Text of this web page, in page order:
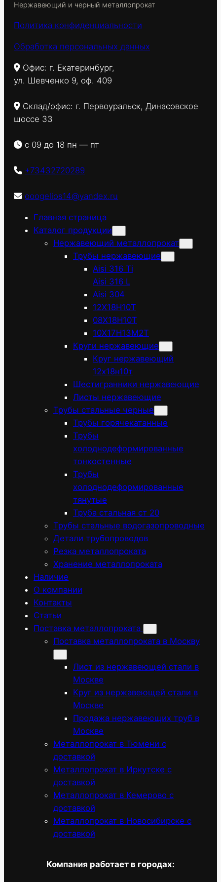
Нержавеющий и черный металлопрокат
Политика конфиденциальности
Обработка персональных данных
Офис: г. Екатеринбург,
ул. Шевченко 9, оф. 409
Склад/офис: г. Первоуральск, Динасовское
шоссе 33
с 09 до 18 пн — пт
+73432720289
ooogelios14@yandex.ru
Главная страница
Каталог продукции
Нержавеющий металлопрокат
Трубы нержавеющие
Aisi 316 Ti
Aisi 316 L
Aisi 304
12Х18Н10Т
08Х18Н10Т
10Х17Н13М2Т
Круги нержавеющие
Круг нержавеющий
12х18н10т
Шестигранники нержавеющие
Листы нержавеющие
Трубы стальные черные
Трубы горячекатанные
Трубы
холоднодеформированные
тонкостенные
Трубы
холоднодеформированные
тянутые
Труба стальная ст 20
Трубы стальные водогазопроводные
Детали трубопроводов
Резка металлопроката
Хранение металлопроката
Наличие
О компании
Контакты
Статьи
Поставка металлопроката
Поставка металлопроката в Москву
Лист из нержавеющей стали в
Москве
Круг из нержавеющей стали в
Москве
Продажа нержавеющих труб в
Москве
Металлопрокат в Тюмени с
доставкой
Металлопрокат в Иркутске с
доставкой
Металлопрокат в Кемерово с
доставкой
Металлопрокат в Новосибирске с
доставкой
Компания работает в городах: